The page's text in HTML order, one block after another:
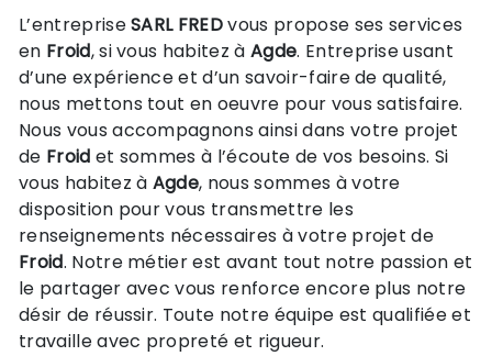
L’entrepriseSARL FREDvous propose ses services
en Froid, si vous habitez à Agde. Entreprise usant
d’une expérience et d’un savoir-faire de qualité,
nous mettons tout en oeuvre pour vous satisfaire.
Nous vous accompagnons ainsi dans votre projet
de Froid et sommes à l’écoute de vos besoins. Si
vous habitez à Agde, nous sommes à votre
disposition pour vous transmettre les
renseignements nécessaires à votre projet de
Froid. Notre métier est avant tout notre passion et
le partager avec vous renforce encore plus notre
désir de réussir. Toute notre équipe est qualifiée et
travaille avec propreté et rigueur.